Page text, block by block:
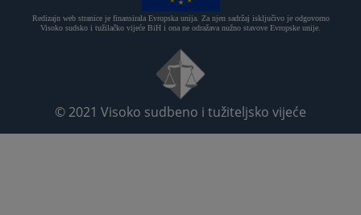
Redizajn web stranice je finansirala Evropska unija. Za njen sadržaj isključivo je odgovorno
Visoko sudsko i tužilačko vijeće BiH i ona ne odražava nužno stavove Evropske unije.
© 2021 Visoko sudbeno i tužiteljsko vijeće